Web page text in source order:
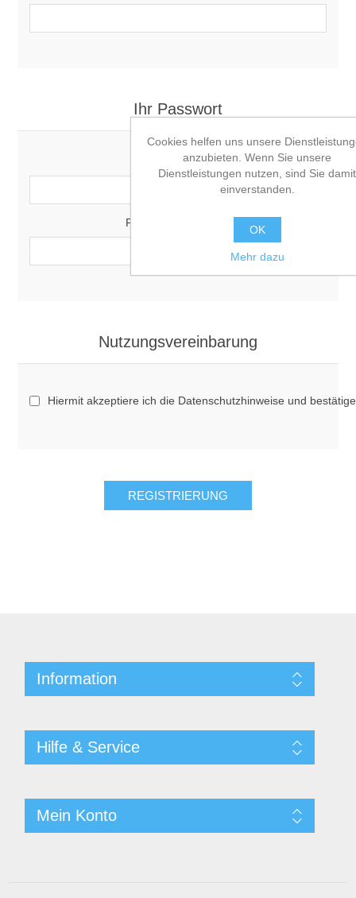
Ihr Passwort
Passwort:
Passwort bestätigen:
Nutzungsvereinbarung
Hiermit akzeptiere ich die Datenschutzhinweise und
Information
Hilfe & Service
Mein Konto
Cookies helfen uns unsere
anzubieten. Wenn Sie unsere
Dienstleistungen nutzen, sind Sie damit
einverstanden.
OK
Mehr dazu